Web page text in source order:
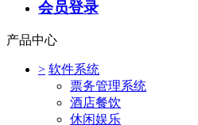
会员登录
产品中心
> 软件系统
票务管理系统
酒店餐饮
休闲娱乐